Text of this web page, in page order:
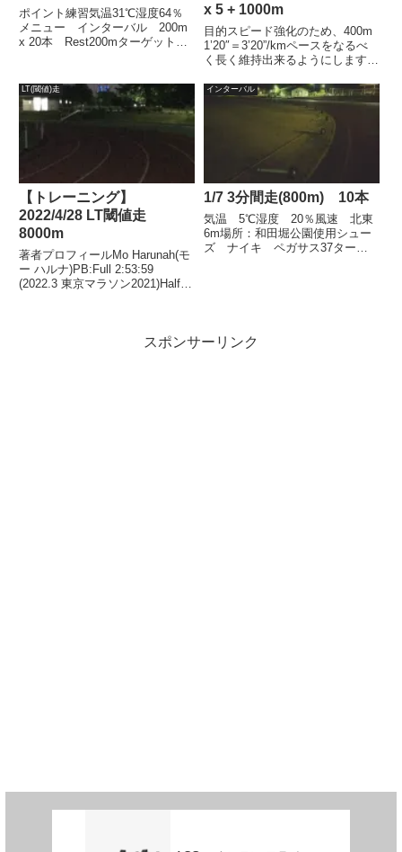
ポイント練習気温31℃湿度64％
メニュー インターバル 200m
x 20本 Rest200mターゲット
たら、かなり辛かった！200ｍを
ちゃんと走ったのはたぶん1年ぶ
り以上。...
x 5 + 1000m
目的スピード強化のため、400m
1’20″＝3’20”/kmペースをなるべ
く長く維持出来るようにします。
1000m = 3’20”天気気温 10℃湿
度 62％風 北2ｍ結果トラッ
ク外周500ｍインターバ...
LT(閾値)走
【トレーニング】
2022/4/28 LT閾値走
8000m
著者プロフィールMo Harunah(モ
ー ハルナ)PB:Full 2:53:59
(2022.3 東京マラソン2021)Half
インターバル
1/7 3分間走(800m) 10本
気温 5℃湿度 20％風速 北東
6m場所：和田堀公園使用シュー
ズ ナイキ ペガサス37ターゲ
スポンサーリンク